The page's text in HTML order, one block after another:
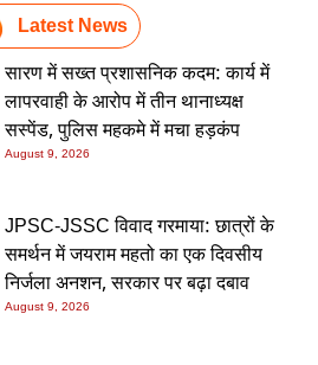
Latest News
सारण में सख्त प्रशासनिक कदम: कार्य में
लापरवाही के आरोप में तीन थानाध्यक्ष
सस्पेंड, पुलिस महकमे में मचा हड़कंप
August 9, 2026
JPSC-JSSC विवाद गरमाया: छात्रों के
समर्थन में जयराम महतो का एक दिवसीय
निर्जला अनशन, सरकार पर बढ़ा दबाव
August 9, 2026